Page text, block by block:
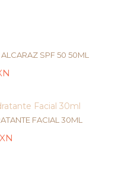
SPF 50 50ML
FACIAL 30ML